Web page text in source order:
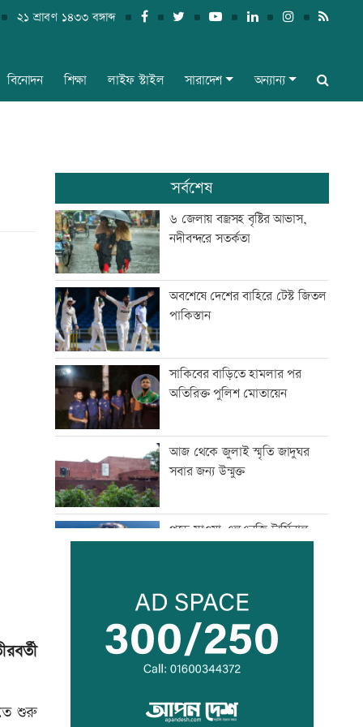
২১ শ্রাবণ ১৪৩৩ বঙ্গাব্দ
বিনোদন শিক্ষা লাইফ স্টাইল সারাদেশ অন্যান্য
শুরু
সর্বশেষ
৬ জেলায় বজ্রসহ বৃষ্টির আভাস,
নদীবন্দরে সতর্কতা
অবশেষে দেশের বাহিরে টেস্ট জিতল
পাকিস্তান
সাকিবের বাড়িতে হামলার পর
অতিরিক্ত পুলিশ মোতায়েন
আজ থেকে জুলাই স্মৃতি জাদুঘর
সবার জন্য উন্মুক্ত
পুড়ে যাওয়া এলএনজি টার্মিনাল
বিশ্ববাজারে কমলো জ্বালানি তেলের
দাম